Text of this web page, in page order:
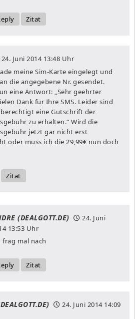
Zitat
24. Juni 201413:48 Uhr
meine Sim-Karte eingelegt und
an die angegebene Nr. gesendet.
eine Antwort: „Sehr geehrter
Dank für Ihre SMS. Leider sind
eine Gutschrift der
zu erhalten.“ Wird die
jetzt gar nicht erst
oder muss ich die 29,99€ nun doch
Zitat
(DEALGOTT.DE)
24. Juni
13:53 Uhr
frag mal nach
Zitat
24. Juni 201414:09